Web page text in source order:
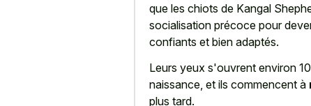
que les chiots de Kangal
socialisation précoce pour
confiants et bien adaptés.
Leurs yeux s'ouvrent environ
naissance, et ils commencent à
plus tard.